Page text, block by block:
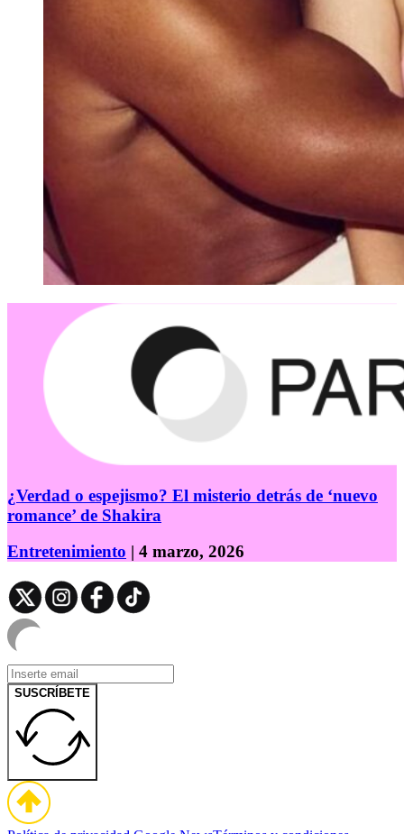
¿Verdad o espejismo? El misterio detrás de ‘nuevo
romance’ de Shakira
Entretenimiento | 4 marzo, 2026
SUSCRÍBETE